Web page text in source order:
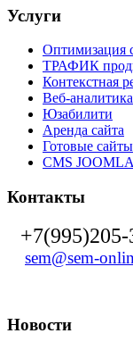
Услуги
Оптимизация
ТРАФИК
Контекстная
Веб-аналитика
Юзабилити
Аренда сайта
Готовые сайты
CMS
Контакты
sem@sem-
Новости